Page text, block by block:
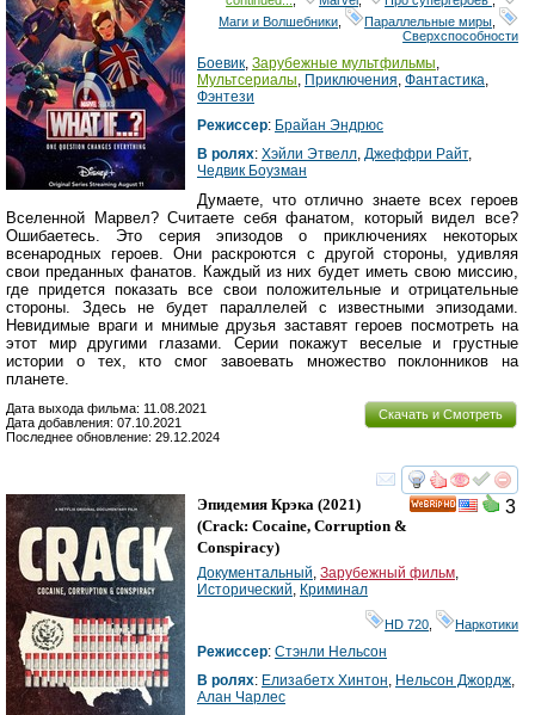
Маги и Волшебники
Параллельные миры
Сверхспособности
Боевик, Зарубежные мультфильмы,
Мультсериалы, Приключения, Фантастика,
Фэнтези
Режиссер: Брайан Эндрюс
В ролях: Хэйли Этвелл, Джеффри Райт,
Чедвик Боузман
Думаете, что отлично знаете всех героев
Вселенной Марвел? Считаете себя фанатом, который видел все?
Ошибаетесь. Это серия эпизодов о приключениях некоторых
всенародных героев. Они раскроются с другой стороны, удивляя
свои преданных фанатов. Каждый из них будет иметь свою миссию,
где придется показать все свои положительные и отрицательные
стороны. Здесь не будет параллелей с известными эпизодами.
Невидимые враги и мнимые друзья заставят героев посмотреть на
этот мир другими глазами. Серии покажут веселые и грустные
истории о тех, кто смог завоевать множество поклонников на
планете.
Скачать и Смотреть
Дата выхода фильма: 11.08.2021
Дата добавления: 07.10.2021
Последнее обновление: 29.12.2024
смотреть
3
Эпидемия Крэка (2021)
(Crack: Cocaine, Corruption &
Conspiracy)
Документальный, Зарубежный фильм,
Исторический, Криминал
HD 720 Наркотики
Режиссер: Стэнли Нельсон
В ролях: Елизабетх Хинтон, Нельсон Джордж,
Алан Чарлес